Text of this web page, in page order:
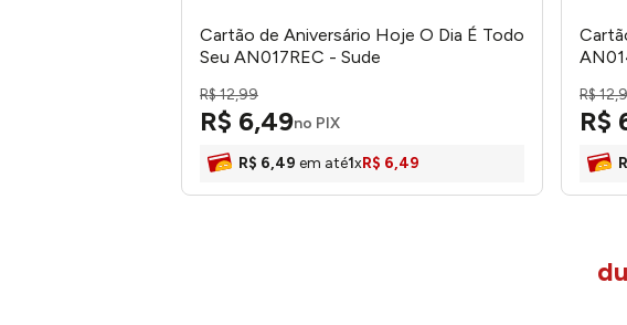
Cartão de Aniversário Hoje O Dia É Todo
Seu AN017REC - Sude
R$12,99
R$ 6,49no PIX
R$ 6,49 em até1xR$ 6,49
R$12,
R$